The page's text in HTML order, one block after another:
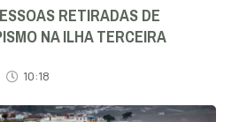
RETIRADAS DE
NA ILHA TERCEIRA
10:18